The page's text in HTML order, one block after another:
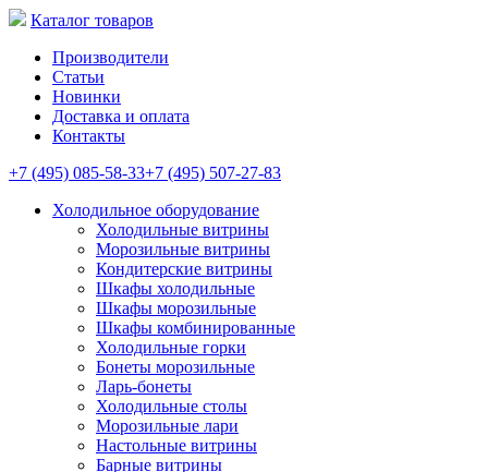
Каталог товаров
Производители
Статьи
Новинки
Доставка и оплата
Контакты
+7 (495) 085-58-33+7 (495) 507-27-83
Холодильное оборудование
Холодильные витрины
Морозильные витрины
Кондитерские витрины
Шкафы холодильные
Шкафы морозильные
Шкафы комбинированные
Холодильные горки
Бонеты морозильные
Ларь-бонеты
Холодильные столы
Морозильные лари
Настольные витрины
Барные витрины